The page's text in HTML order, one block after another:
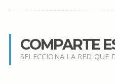
COMPARTE
SELECCIONA LA RED QUE